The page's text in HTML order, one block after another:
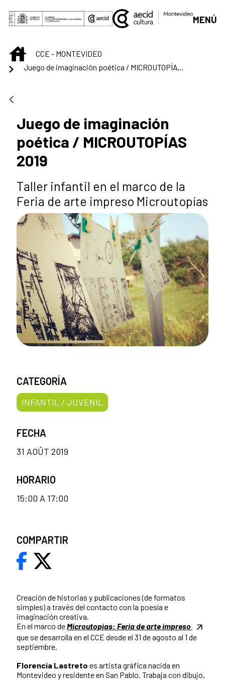
Saut au contenu principal
MENÚ
INICIOCCE - MONTEVIDEO
Juego de imaginación poética / MICROUTOPÍAS 2019
Juego de imaginación
poética / MICROUTOPÍAS
2019
Taller infantil en el marco de la
Feria de arte impreso Microutopías
Creación de historias y publicaciones (de formatos
simples) a través del contacto con la poesía e
imaginación creativa.
En el marco deMicroutopías: Feria de arte impreso
que se desarrolla en el CCE desde el 31 de agosto al 1 de
septiembre.
Florencia Lastreto es artista gráfica nacida en
Montevideo y residente en San Pablo. Trabaja con dibujo,
CATEGORÍA
INFANTIL / JUVENIL
FECHA
31 AOÛT 2019
HORARIO
15:00 A 17:00
COMPARTIR